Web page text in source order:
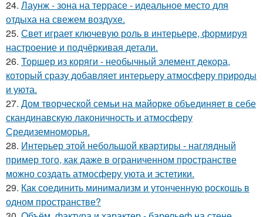
24. Лаунж - зона на террасе - идеальное место для
отдыха на свежем воздухе.
25. Свет играет ключевую роль в интерьере, формируя
настроение и подчёркивая детали.
26. Торшер из коряги - необычный элемент декора,
который сразу добавляет интерьеру атмосферу природы
и уюта.
27. Дом творческой семьи на майорке объединяет в себе
скандинавскую лаконичность и атмосферу
Средиземноморья.
28. Интерьер этой небольшой квартиры - наглядный
пример того, как даже в ограниченном пространстве
можно создать атмосферу уюта и эстетики.
29. Как соединить минимализм и утонченную роскошь в
одном пространстве?